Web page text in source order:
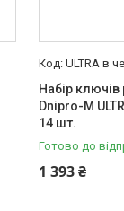
ULTRA в
Набір
Dnipro-M
14 шт.
Готово до
1 393 ₴